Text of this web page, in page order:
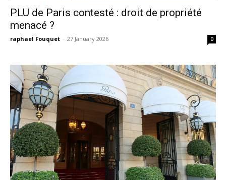
PLU de Paris contesté : droit de propriété
menacé ?
raphael Fouquet - 27 January 2026 0